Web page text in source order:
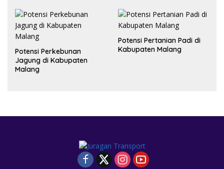
Potensi Perkebunan
Jagung di Kabupaten
Malang
Potensi Pertanian Padi di
Kabupaten Malang